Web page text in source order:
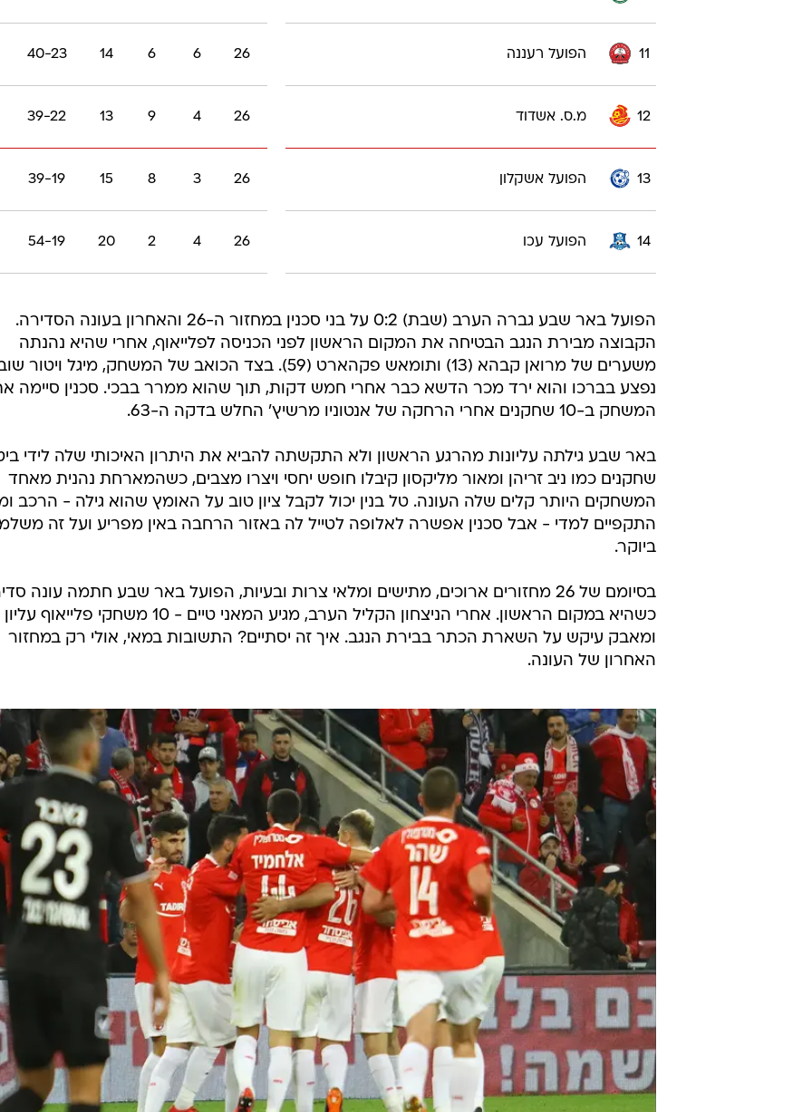
11 הפועל רעננה 26
6
6
14
40-23
12 מ.ס. אשדוד 26
4
9
13
39-22
13 הפועל אשקלון 26
3
8
15
39-19
14 הפועל עכו 26
4
2
20
54-19
הפועל באר שבע גברה הערב (שבת) 0:2 על בני סכנין במחזור ה-26 והאחרון בעונה הסדירה.
הקבוצה מבירת הנגב הבטיחה את המקום הראשון לפני הכניסה לפלייאוף, אחרי שהיא נהנתה
משערים של מרואן קבהא (13) ותומאש פקהארט (59). בצד הכואב של המשחק, מיגל ויטור
נפצע בברכו והוא ירד מכר הדשא כבר אחרי חמש דקות, תוך שהוא ממרר בבכי. סכנין סיימה
המשחק ב-10 שחקנים אחרי הרחקה של אנטוניו מרשיץ' החלש בדקה ה-63.
באר שבע גילתה עליונות מהרגע הראשון ולא התקשתה להביא את היתרון האיכותי שלה לידי
שחקנים כמו ניב זריהן ומאור מליקסון קיבלו חופש יחסי ויצרו מצבים, כשהמארחת נהנית מאחד
המשחקים היותר קלים שלה העונה. טל בנין יכול לקבל ציון טוב על האומץ שהוא גילה - הרכב
התקפיים למדי - אבל סכנין אפשרה לאלופה לטייל לה באזור הרחבה באין מפריע ועל זה
ביוקר.
בסיומם של 26 מחזורים ארוכים, מתישים ומלאי צרות ובעיות, הפועל באר שבע חתמה עונה
כשהיא במקום הראשון. אחרי הניצחון הקליל הערב, מגיע המאני טיים - 10 משחקי פלייאוף עליון
ומאבק עיקש על השארת הכתר בבירת הנגב. איך זה יסתיים? התשובות במאי, אולי רק במחזור
האחרון של העונה.